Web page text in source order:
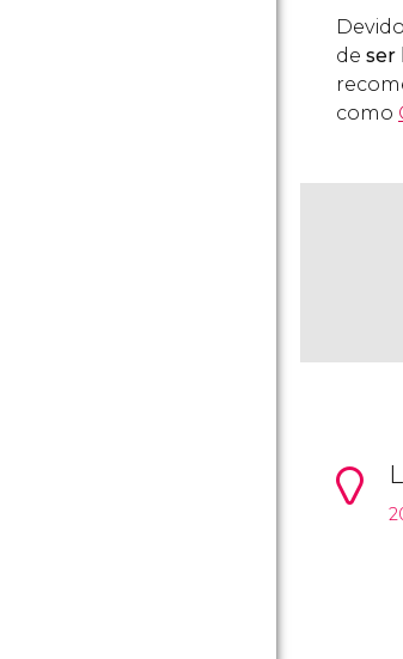
de ser
como